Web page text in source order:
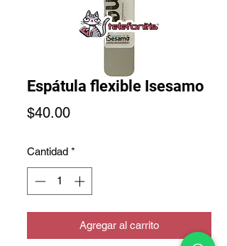
Espátula flexible Isesamo
$40.00Precio
Cantidad *
Agregar al carrito